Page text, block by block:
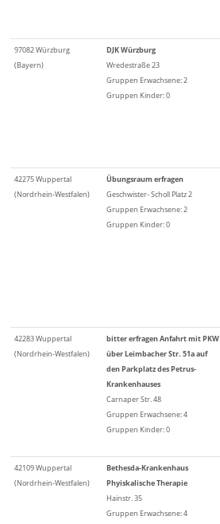
97082 Würzburg
(Bayern)
DJK Würzburg
Wredestraße 23
Gruppen Erwachsene: 2
Gruppen Kinder: 0
42275 Wuppertal
(Nordrhein-Westfalen)
Übungsraum erfragen
Geschwister- Scholl Platz 2
Gruppen Erwachsene: 2
Gruppen Kinder: 0
42283 Wuppertal
(Nordrhein-Westfalen)
bitter erfragen Anfahrt mit PKW
über Leimbacher Str. 51a auf
den Parkplatz des Petrus-
Krankenhauses
Carnaper Str. 48
Gruppen Erwachsene: 4
Gruppen Kinder: 0
42109 Wuppertal
(Nordrhein-Westfalen)
Bethesda-Krankenhaus
Phyiskalische Therapie
Hainstr. 35
Gruppen Erwachsene: 4